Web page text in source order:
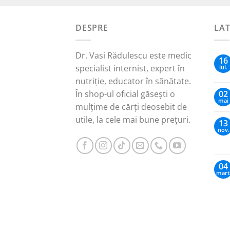
DESPRE
Dr. Vasi Rădulescu este medic
specialist internist, expert în
nutriție, educator în sănătate.
În shop-ul oficial găsești o
mulțime de cărți deosebit de
utile, la cele mai bune prețuri.
16
iul.
02
mai
13
nov.
04